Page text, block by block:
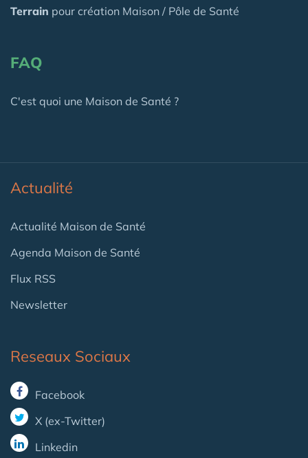
Terrain pour création Maison / Pôle de Santé
FAQ
C'est quoi une Maison de Santé ?
Actualité
Actualité Maison de Santé
Agenda Maison de Santé
Flux RSS
Newsletter
Reseaux Sociaux
Facebook
X (ex-Twitter)
Linkedin